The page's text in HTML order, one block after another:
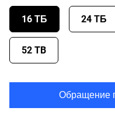
16 ТБ 24 ТБ
52 TB
Обращение